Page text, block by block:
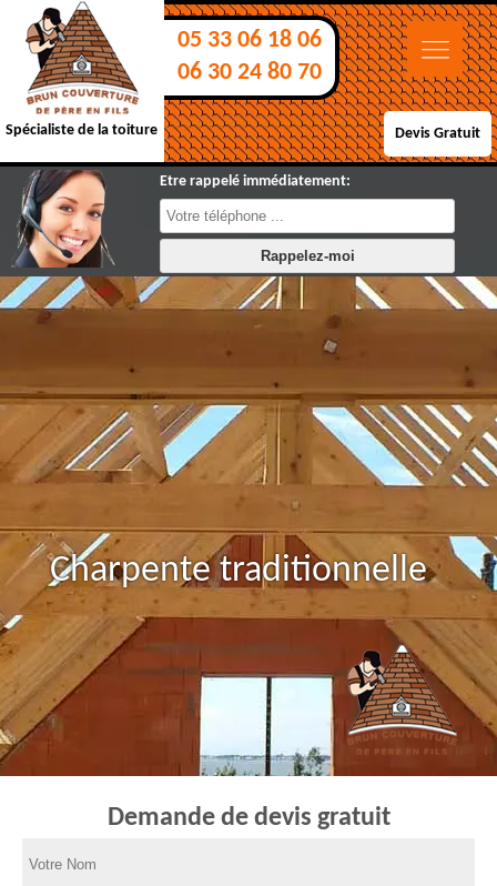
Spécialiste de la toiture
05 33 06 18 06
06 30 24 80 70
Devis Gratuit
Etre rappelé immédiatement:
Charpente traditionnelle
Demande de devis gratuit